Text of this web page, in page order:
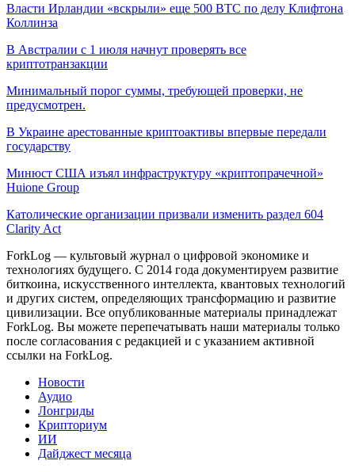
Власти Ирландии «вскрыли» еще 500 BTC по делу Клифтона
Коллинза
В Австралии с 1 июля начнут проверять все
криптотранзакции
Минимальный порог суммы, требующей проверки, не
предусмотрен.
В Украине арестованные криптоактивы впервые передали
государству
Минюст США изъял инфраструктуру «криптопрачечной»
Huione Group
Католические организации призвали изменить раздел 604
Clarity Act
ForkLog — культовый журнал о цифровой экономике и
технологиях будущего. С 2014 года документируем развитие
биткоина, искусственного интеллекта, квантовых технологий
и других систем, определяющих трансформацию и развитие
цивилизации. Все опубликованные материалы принадлежат
ForkLog. Вы можете перепечатывать наши материалы только
после согласования с редакцией и с указанием активной
ссылки на ForkLog.
Новости
Аудио
Лонгриды
Крипториум
ИИ
Дайджест месяца